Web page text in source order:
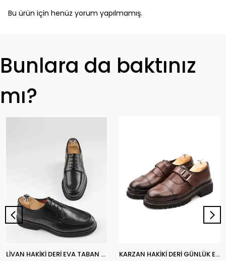
Bu ürün için henüz yorum yapılmamış.
Bunlara da baktınız
mı?
LİVAN HAKİKİ DERİ EVA TABAN GÜNLÜK ERKEK KLASİK AYAKKABI KARZAN HAKİKİ DERİ GÜNLÜK ERKEK KLASİK AYAKKABI